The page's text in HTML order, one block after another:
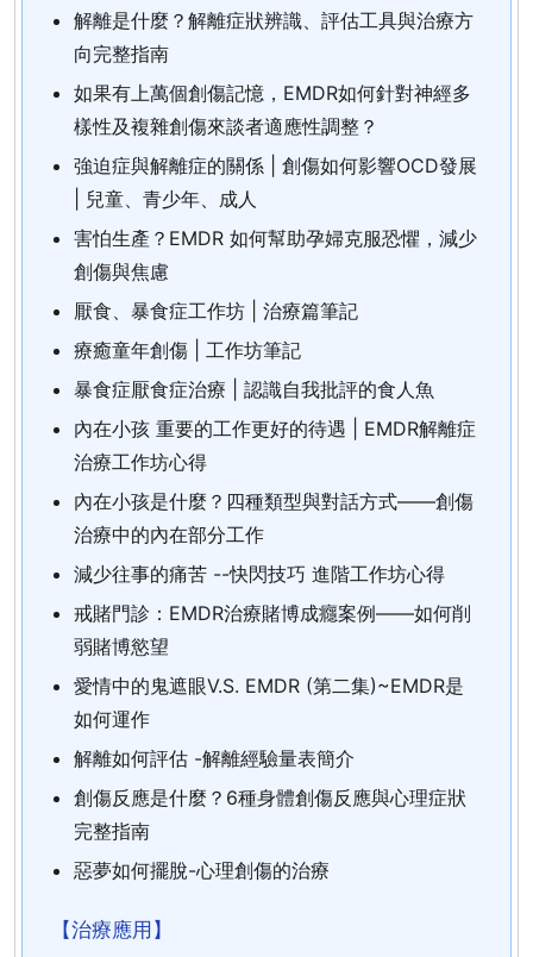
解離是什麼？解離症狀辨識、評估工具與治療方
向完整指南
如果有上萬個創傷記憶，EMDR如何針對神經多
樣性及複雜創傷來談者適應性調整？
強迫症與解離症的關係 | 創傷如何影響OCD發展
| 兒童、青少年、成人
害怕生產？EMDR 如何幫助孕婦克服恐懼，減少
創傷與焦慮
厭食、暴食症工作坊 | 治療篇筆記
療癒童年創傷 | 工作坊筆記
暴食症厭食症治療 | 認識自我批評的食人魚
內在小孩 重要的工作更好的待遇 | EMDR解離症
治療工作坊心得
內在小孩是什麼？四種類型與對話方式——創傷
治療中的內在部分工作
減少往事的痛苦 --快閃技巧 進階工作坊心得
戒賭門診：EMDR治療賭博成癮案例——如何削
弱賭博慾望
愛情中的鬼遮眼V.S. EMDR (第二集)~EMDR是
如何運作
解離如何評估 -解離經驗量表簡介
創傷反應是什麼？6種身體創傷反應與心理症狀
完整指南
惡夢如何擺脫-心理創傷的治療
【治療應用】